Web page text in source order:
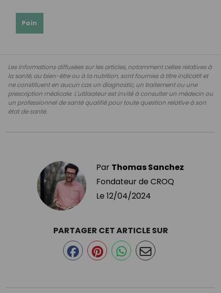
Pain
Les informations diffusées sur les articles, notamment celles relatives à
la santé, au bien-être ou à la nutrition, sont fournies à titre indicatif et
ne constituent en aucun cas un diagnostic, un traitement ou une
prescription médicale. L'utilisateur est invité à consulter un médecin ou
un professionnel de santé qualifié pour toute question relative à son
état de santé.
Par Thomas Sanchez
Fondateur de CROQ
Le 12/04/2024
PARTAGER CET ARTICLE SUR